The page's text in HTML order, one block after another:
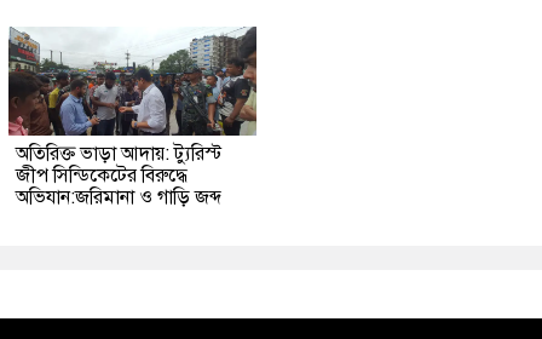
অতিরিক্ত ভাড়া আদায়: ট্যুরিস্ট
জীপ সিন্ডিকেটের বিরুদ্ধে
অভিযান:জরিমানা ও গাড়ি জব্দ